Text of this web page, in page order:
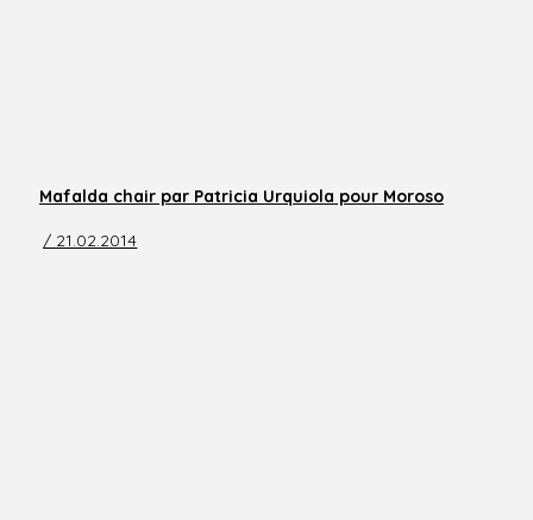
Mafalda chair par Patricia Urquiola pour Moroso
/ 21.02.2014